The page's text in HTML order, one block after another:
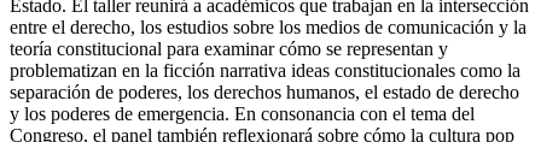
Estado. El taller reunirá a académicos que trabajan en la intersección
entre el derecho, los estudios sobre los medios de comunicación y la
teoría constitucional para examinar cómo se representan y
problematizan en la ficción narrativa ideas constitucionales como la
separación de poderes, los derechos humanos, el estado de derecho
y los poderes de emergencia. En consonancia con el tema del
Congreso, el panel también reflexionará sobre cómo la cultura pop